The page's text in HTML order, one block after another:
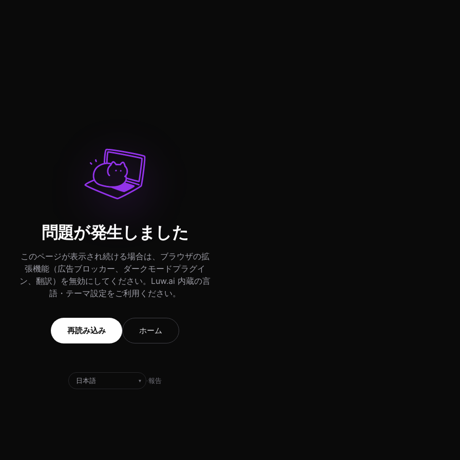
問題が発生しました
このページが表示され続ける場合は、ブラウザの拡
張機能（広告ブロッカー、ダークモードプラグイ
ン、翻訳）を無効にしてください。Luw.ai 内蔵の言
語・テーマ設定をご利用ください。
再読み込み ホーム
▾ ·報告